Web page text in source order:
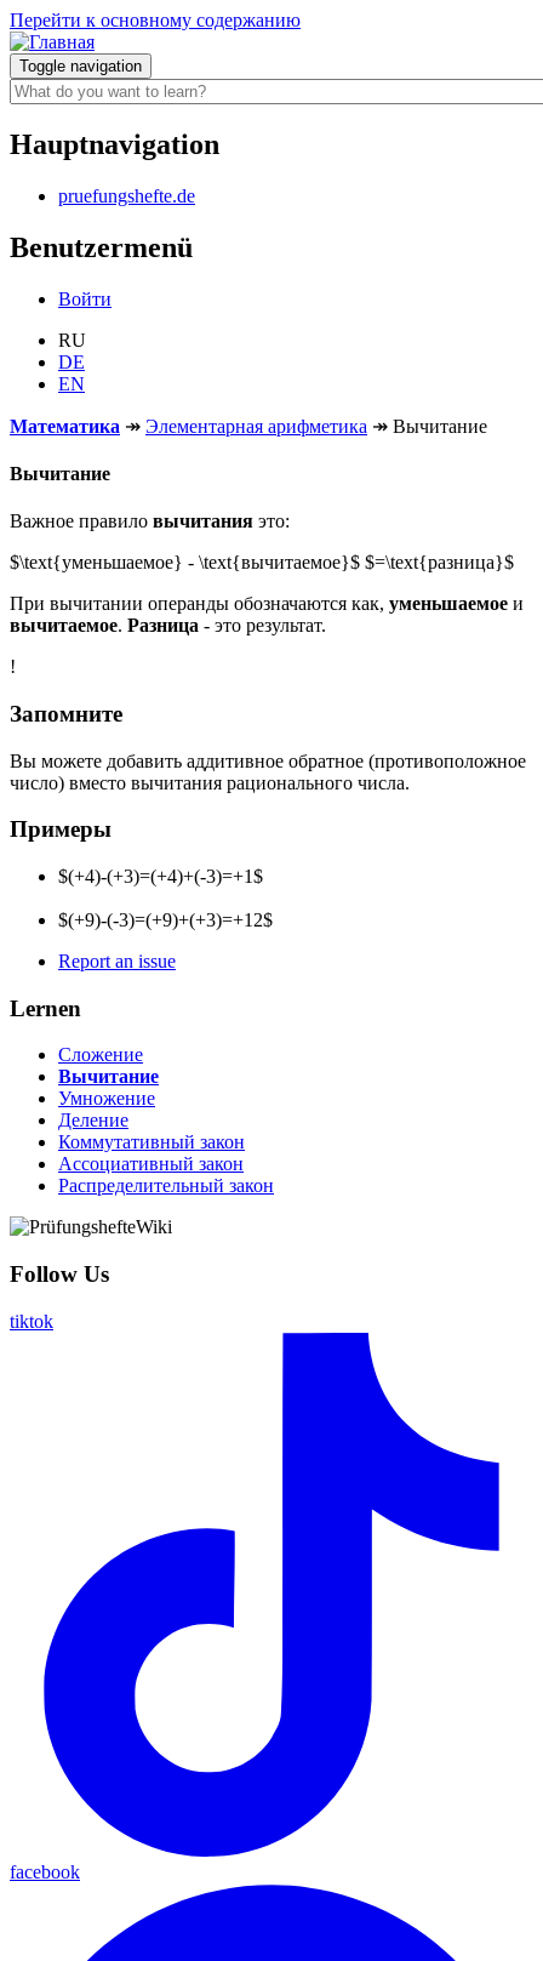
Перейти к основному содержанию
Toggle navigation
Hauptnavigation
pruefungshefte.de
Benutzermenü
Войти
RU
DE
EN
Математика ↠ Элементарная арифметика ↠ Вычитание
Вычитание
Важное правило вычитания это:
$\text{уменьшаемое} - \text{вычитаемое}$ $=\text{разница}$
При вычитании операнды обозначаются как, уменьшаемое и
вычитаемое. Разница - это результат.
!
Запомните
Вы можете добавить аддитивное обратное (противоположное
число) вместо вычитания рационального числа.
Примеры
$(+4)-(+3)=(+4)+(-3)=+1$
$(+9)-(-3)=(+9)+(+3)=+12$
Report an issue
Lernen
Сложение
Вычитание
Умножение
Деление
Коммутативный закон
Ассоциативный закон
Распределительный закон
Follow Us
tiktok
facebook